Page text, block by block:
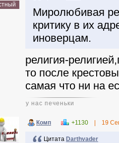
Миролюбивая
критику в их
иноверцам.
религия-
то после
самая что ни на
у нас печеньки
Комп +1130 19
Цитата Darthvader